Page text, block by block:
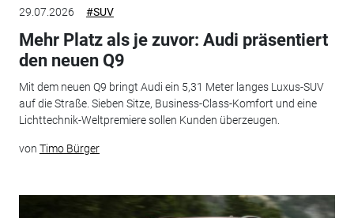
29.07.2026 #SUV
Mehr Platz als je zuvor: Audi präsentiert
den neuen Q9
Mit dem neuen Q9 bringt Audi ein 5,31 Meter langes Luxus-SUV
auf die Straße. Sieben Sitze, Business-Class-Komfort und eine
Lichttechnik-Weltpremiere sollen Kunden überzeugen.
von Timo Bürger